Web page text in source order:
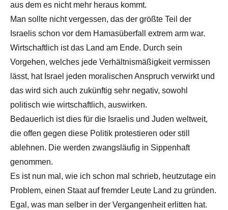
aus dem es nicht mehr heraus kommt.
Man sollte nicht vergessen, das der größte Teil der
Israelis schon vor dem Hamasüberfall extrem arm war.
Wirtschaftlich ist das Land am Ende. Durch sein
Vorgehen, welches jede Verhältnismäßigkeit vermissen
lässt, hat Israel jeden moralischen Anspruch verwirkt und
das wird sich auch zukünftig sehr negativ, sowohl
politisch wie wirtschaftlich, auswirken.
Bedauerlich ist dies für die Israelis und Juden weltweit,
die offen gegen diese Politik protestieren oder still
ablehnen. Die werden zwangsläufig in Sippenhaft
genommen.
Es ist nun mal, wie ich schon mal schrieb, heutzutage ein
Problem, einen Staat auf fremder Leute Land zu gründen.
Egal, was man selber in der Vergangenheit erlitten hat.